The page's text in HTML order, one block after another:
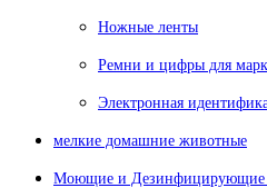
Ножные ленты
Ремни и цифры для
Электронная
мелкие домашние животные
Моющие и Дезинфицирующие